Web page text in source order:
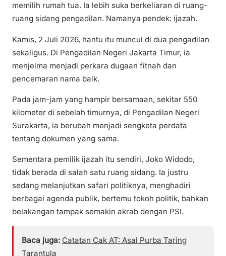
memilih rumah tua. Ia lebih suka berkeliaran di ruang-
ruang sidang pengadilan. Namanya pendek: ijazah.
Kamis, 2 Juli 2026, hantu itu muncul di dua pengadilan
sekaligus. Di Pengadilan Negeri Jakarta Timur, ia
menjelma menjadi perkara dugaan fitnah dan
pencemaran nama baik.
Pada jam-jam yang hampir bersamaan, sekitar 550
kilometer di sebelah timurnya, di Pengadilan Negeri
Surakarta, ia berubah menjadi sengketa perdata
tentang dokumen yang sama.
Sementara pemilik ijazah itu sendiri, Joko Widodo,
tidak berada di salah satu ruang sidang. Ia justru
sedang melanjutkan safari politiknya, menghadiri
berbagai agenda publik, bertemu tokoh politik, bahkan
belakangan tampak semakin akrab dengan PSI.
Baca juga: Catatan Cak AT: Asal Purba Taring
Tarantula